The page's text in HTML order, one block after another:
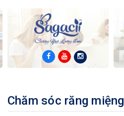
Chăm sóc răng miệng